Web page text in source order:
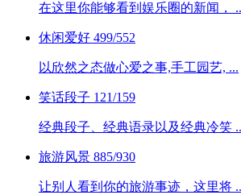
在这里你能够看到娱乐圈的新闻，
休闲爱好 499/552
以欣然之态做心爱之事,手工园艺, ...
笑话段子 121/159
经典段子、经典语录以及经典冷笑
旅游风景 885/930
让别人看到你的旅游事迹，这里将